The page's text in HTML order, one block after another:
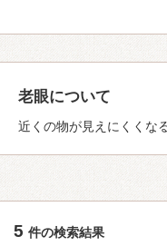
老眼について
近くの物が見えにくくな
5 件の検索結果